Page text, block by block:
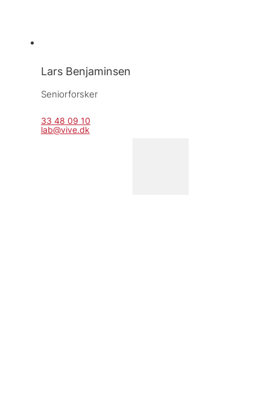
Lars Benjaminsen
Seniorforsker
33 48 09 10
lab@vive.dk